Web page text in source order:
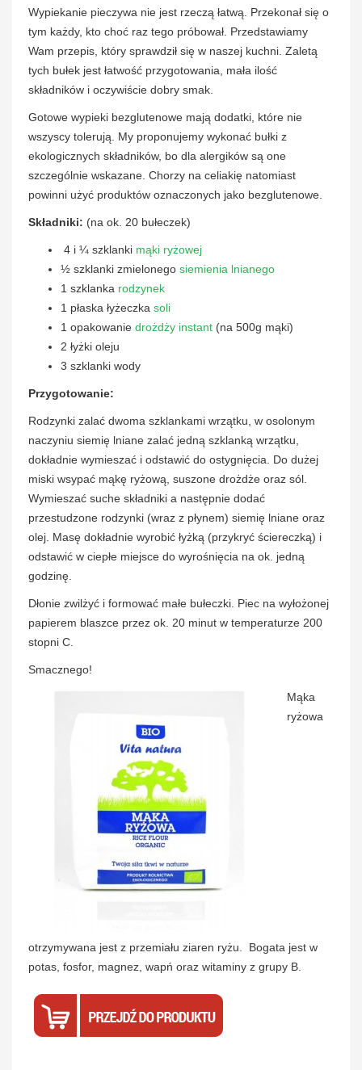
Wypiekanie pieczywa nie jest rzeczą łatwą. Przekonał się o
tym każdy, kto choć raz tego próbował. Przedstawiamy
Wam przepis, który sprawdził się w naszej kuchni. Zaletą
tych bułek jest łatwość przygotowania, mała ilość
składników i oczywiście dobry smak.
Gotowe wypieki bezglutenowe mają dodatki, które nie
wszyscy tolerują. My proponujemy wykonać bułki z
ekologicznych składników, bo dla alergików są one
szczególnie wskazane. Chorzy na celiakię natomiast
powinni użyć produktów oznaczonych jako bezglutenowe.
Składniki: (na ok. 20 bułeczek)
4 i ¼ szklanki mąki ryżowej
½ szklanki zmielonego siemienia lnianego
1 szklanka rodzynek
1 płaska łyżeczka soli
1 opakowanie drożdży instant (na 500g mąki)
2 łyżki oleju
3 szklanki wody
Przygotowanie:
Rodzynki zalać dwoma szklankami wrzątku, w osolonym
naczyniu siemię lniane zalać jedną szklanką wrzątku,
dokładnie wymieszać i odstawić do ostygnięcia. Do dużej
miski wsypać mąkę ryżową, suszone drożdże oraz sól.
Wymieszać suche składniki a następnie dodać
przestudzone rodzynki (wraz z płynem) siemię lniane oraz
olej. Masę dokładnie wyrobić łyżką (przykryć ściereczką) i
odstawić w ciepłe miejsce do wyrośnięcia na ok. jedną
godzinę.
Dłonie zwilżyć i formować małe bułeczki. Piec na wyłożonej
papierem blaszce przez ok. 20 minut w temperaturze 200
stopni C.
Smacznego!
Mąka
ryżowa
otrzymywana jest z przemiału ziaren ryżu. Bogata jest w
potas, fosfor, magnez, wapń oraz witaminy z grupy B.